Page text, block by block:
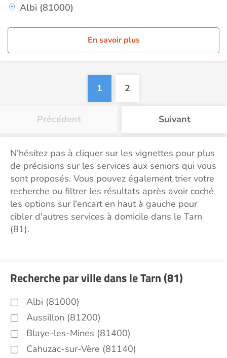
Albi (81000)
En savoir plus
1 2
Précédent Suivant
N'hésitez pas à cliquer sur les vignettes pour plus
de précisions sur les services aux seniors qui vous
sont proposés. Vous pouvez également trier votre
recherche ou filtrer les résultats après avoir coché
les options sur l'encart en haut à gauche pour
cibler d'autres services à domicile dans le Tarn
(81).
Recherche par ville dans le Tarn (81)
Albi (81000)
Aussillon (81200)
Blaye-les-Mines (81400)
Cahuzac-sur-Vère (81140)